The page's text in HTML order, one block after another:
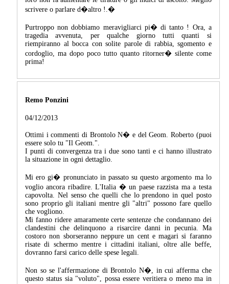
scrivere o parlare d�altro !.�
Purtroppo non dobbiamo meravigliarci pi� di tanto ! Ora, a
tragedia avvenuta, per qualche giorno tutti quanti si
riempiranno al bocca con solite parole di rabbia, sgomento e
cordoglio, ma dopo poco tutto quanto ritorner� silente come
prima!
Remo Ponzini
04/12/2013
Ottimi i commenti di Brontolo N� e del Geom. Roberto (puoi
essere solo tu "Il Geom.".
I punti di convergenza tra i due sono tanti e ci hanno illustrato
la situazione in ogni dettaglio.
Mi ero gi� pronunciato in passato su questo argomento ma lo
voglio ancora ribadire. L'Italia � un paese razzista ma a testa
capovolta. Nel senso che quelli che lo prendono in quel posto
sono proprio gli italiani mentre gli "altri" possono fare quello
che vogliono.
Mi fanno ridere amaramente certe sentenze che condannano dei
clandestini che delinquono a risarcire danni in pecunia. Ma
costoro non sborseranno neppure un cent e magari si faranno
risate di schermo mentre i cittadini italiani, oltre alle beffe,
dovranno farsi carico delle spese legali.
Non so se l'affermazione di Brontolo N�, in cui afferma che
questo status sia "voluto", possa essere veritiera o meno ma in